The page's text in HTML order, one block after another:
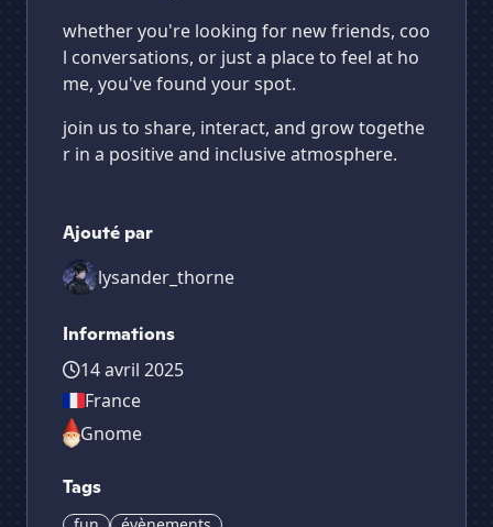
whether you're looking for new friends, coo
l conversations, or just a place to feel at ho
me, you've found your spot.
join us to share, interact, and grow togethe
r in a positive and inclusive atmosphere.
Ajouté par
lysander_thorne
Informations
14 avril 2025
France
Gnome
Tags